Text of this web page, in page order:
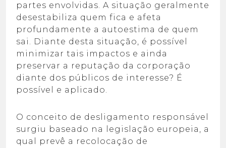
partes envolvidas. A situação geralmente
desestabiliza quem fica e afeta
profundamente a autoestima de quem
sai. Diante desta situação, é possível
minimizar tais impactos e ainda
preservar a reputação da corporação
diante dos públicos de interesse? É
possível e aplicado.
O conceito de desligamento responsável
surgiu baseado na legislação europeia, a
qual prevê a recolocação de